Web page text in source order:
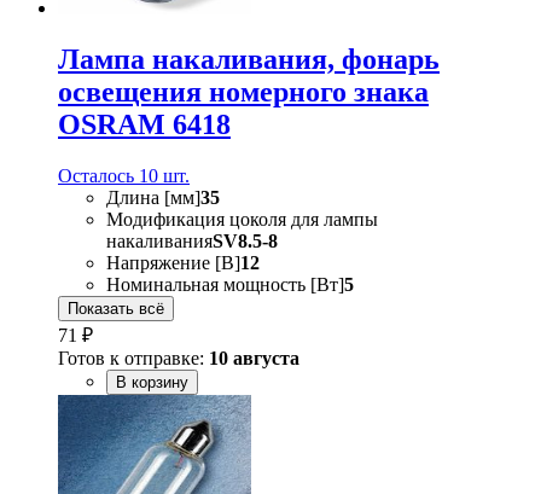
Лампа накаливания, фонарь
освещения номерного знака
OSRAM 6418
Осталось 10 шт.
Длина [мм]35
Модификация цоколя для лампы
накаливанияSV8.5-8
Напряжение [В]12
Номинальная мощность [Вт]5
Показать всё
71 ₽
Готов к отправке: 10 августа
В корзину